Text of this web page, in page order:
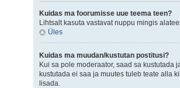
Kuidas ma foorumisse uue teema teen?
Lihtsalt kasuta vastavat nuppu mingis
Üles
Kuidas ma muudan/kustutan postitusi?
Kui sa pole moderaator, saad sa kustutada
kustutada ei saa ja muutes tuleb teate alla
lisada.